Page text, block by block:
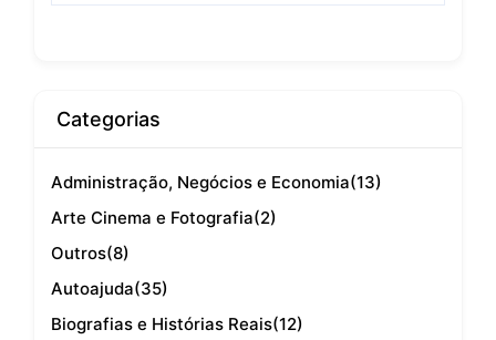
Categorias
Administração, Negócios e Economia(13)
Arte Cinema e Fotografia(2)
Outros(8)
Autoajuda(35)
Biografias e Histórias Reais(12)